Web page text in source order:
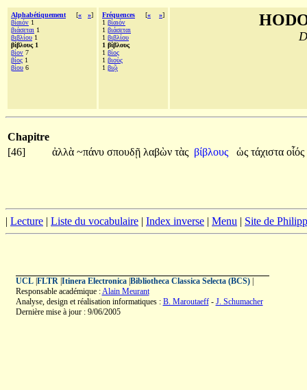
Alphabétiquement [« »]
βίαιόν 1
βιάσεται 1
βιβλίου 1
βίβλους 1
βίον 7
βίος 1
βίου 6
Fréquences [« »]
1 βίαιόν
1 βιάσεται
1 βιβλίου
1 βίβλους
1 βίος
1 βιοὺς
1 βιῷ
Chapitre
[46]
ἀλλὰ ~πάνυ σπουδῇ λαβὼν τὰς βίβλους ὡς τάχιστα οἷός
| Lecture | Liste du vocabulaire | Index inverse | Menu | Site de
UCL| FLTR| Itinera Electronica| Bibliotheca Classica Selecta (BCS)|
Responsable académique :Alain Meurant
Analyse, design et réalisation informatiques : B. Maroutaeff- J. Schumacher
Dernière mise à jour : 9/06/2005